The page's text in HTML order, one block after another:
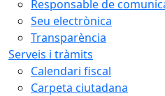
Responsable de
Seu electrònica
Transparència
Serveis i tràmits
Calendari fiscal
Carpeta ciutadana